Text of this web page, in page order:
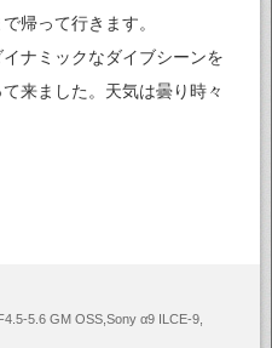
帰って行きます。
ナミックなダイブシーンを
来ました。天気は曇り時々
5.6 GM OSS Sony α9 ILCE-9